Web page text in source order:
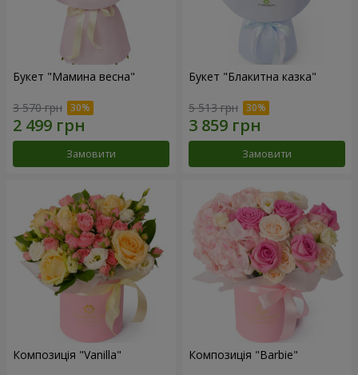
Букет "Мамина весна"
3 570 грн
Замовити
Букет "Блакитна казка"
5 513 грн
Замовити
Композиція "Vanilla" Композиція "Barbie"